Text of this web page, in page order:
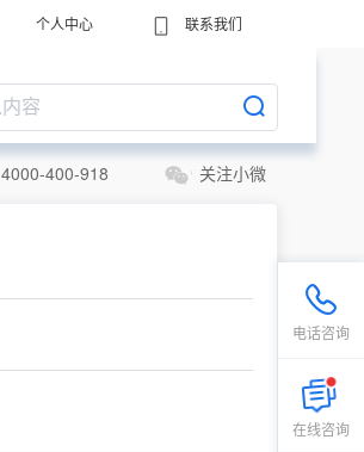
个人中心 联系我们
4000-400-918 关注小微
电话咨询
在线咨询